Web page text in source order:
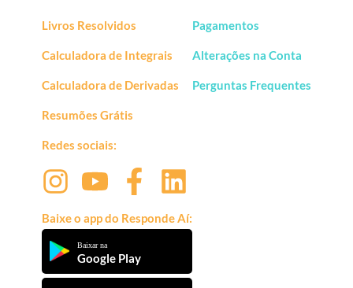
Livros Resolvidos
Calculadora de Integrais
Calculadora de Derivadas
Resumões Grátis
Redes sociais:
Baixe o app do Responde Aí:
Baixar na
Google Play
Pagamentos
Alterações na Conta
Perguntas Frequentes